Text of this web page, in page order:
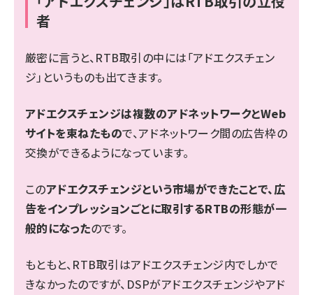
者
厳密に言うと、RTB取引の中には「アドエクスチェン
ジ」というものも出てきます。
アドエクスチェンジは複数のアドネットワークとWeb
サイトを束ねたもので、アドネットワーク間の広告枠の
交換ができるようになっています。
このアドエクスチェンジという市場ができたことで、広
告をインプレッションごとに取引するRTBの形態が一
般的になったのです。
もともと、RTB取引はアドエクスチェンジ内でしかで
きなかったのですが、DSPがアドエクスチェンジやアド